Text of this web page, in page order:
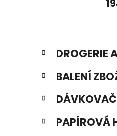
P
s
r
n
Přeskočit
K
a
e
o
i
DROGERIE
BALENÍ
PAPÍROVÁ